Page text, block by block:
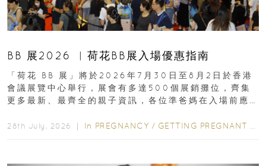
BB 展2026 ︳荷花BB展入場優惠指南
「荷花 BB 展」將於2026年7月30日至8月2日於香港
會議展覽中心舉行，展會有多達500個展銷攤位，齊集
更多最新、最齊全的親子資訊，各位準爸媽在入場前應
28th July, 2026 ｜ In PREGNANCY / GETTING PREGNANT